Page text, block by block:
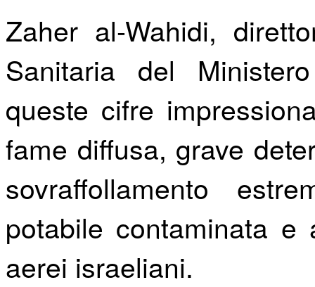
Zaher al-Wahidi,
Sanitaria del
queste cifre
fame diffusa, grave
sovraffollamento
potabile contaminata
aerei israeliani.